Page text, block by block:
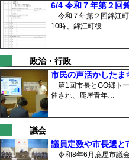
6/4 令和７年第２回
令和７年第２回錦江
10時、錦江町役…
政治・行政
市民の声活かした
第1回市長とGO郷ト
催され、鹿屋青年…
議会
議員定数や市長選
令和8年6月鹿屋市議